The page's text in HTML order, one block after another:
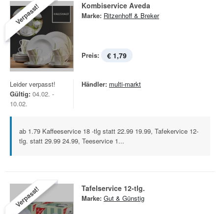
Verpasst! Kombiservice Aveda
Marke: Ritzenhoff & Breker
Preis: € 1,79
Leider verpasst!
Gültig: 04.02. -
10.02.
Händler: multi-markt
ab 1.79 Kaffeeservice 18 -tlg statt 22.99 19.99, Tafekervice 12-
tlg. statt 29.99 24.99, Teeservice 1...
Verpasst! Tafelservice 12-tlg.
Marke: Gut & Günstig